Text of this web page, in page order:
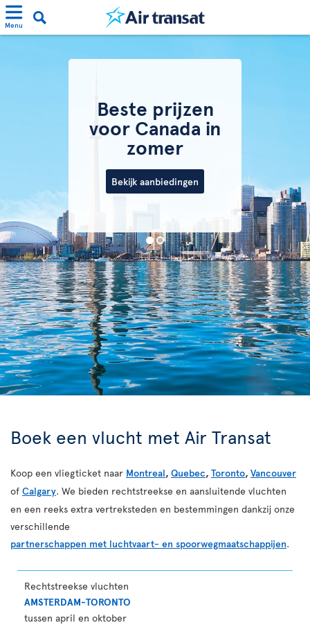
Menu
Beste prijzen
voor Canada in
zomer
Bekijk aanbiedingen
Boek een vlucht met Air Transat
Koop een vliegticket naar Montreal, Quebec, Toronto, Vancouver
of Calgary. We bieden rechtstreekse en aansluitende vluchten
en een reeks extra vertreksteden en bestemmingen dankzij onze
verschillende
partnerschappen met luchtvaart- en spoorwegmaatschappijen.
Rechtstreekse vluchten
AMSTERDAM-TORONTO
tussen april en oktober